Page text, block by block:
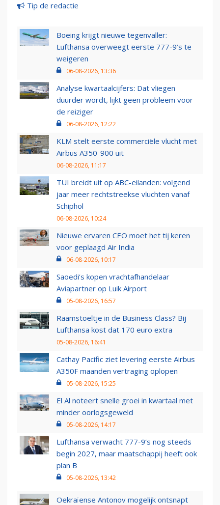
Tip de redactie
Boeing krijgt nieuwe tegenvaller:
Lufthansa overweegt eerste 777-9’s te
weigeren
06-08-2026, 13:36
Analyse kwartaalcijfers: Dat vliegen
duurder wordt, lijkt geen probleem voor
de reiziger
06-08-2026, 12:22
KLM stelt eerste commerciële vlucht met
Airbus A350-900 uit
06-08-2026, 11:17
TUI breidt uit op ABC-eilanden: volgend
jaar meer rechtstreekse vluchten vanaf
Schiphol
06-08-2026, 10:24
Nieuwe ervaren CEO moet het tij keren
voor geplaagd Air India
06-08-2026, 10:17
Saoedi’s kopen vrachtafhandelaar
Aviapartner op Luik Airport
05-08-2026, 16:57
Raamstoeltje in de Business Class? Bij
Lufthansa kost dat 170 euro extra
05-08-2026, 16:41
Cathay Pacific ziet levering eerste Airbus
A350F maanden vertraging oplopen
05-08-2026, 15:25
El Al noteert snelle groei in kwartaal met
minder oorlogsgeweld
05-08-2026, 14:17
Lufthansa verwacht 777-9’s nog steeds
begin 2027, maar maatschappij heeft ook
plan B
05-08-2026, 13:42
Oekraïense Antonov mogelijk ontsnapt